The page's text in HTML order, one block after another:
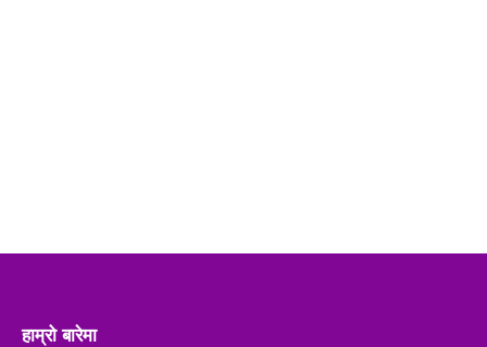
हाम्रो बारेमा